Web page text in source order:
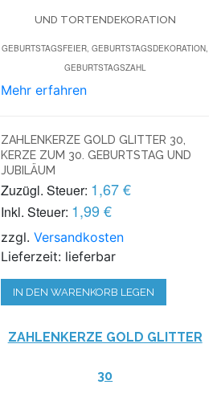
UND TORTENDEKORATION
GEBURTSTAGSFEIER, GEBURTSTAGSDEKORATION,
GEBURTSTAGSZAHL
Mehr erfahren
ZAHLENKERZE GOLD GLITTER 30,
KERZE ZUM 30. GEBURTSTAG UND
JUBILÄUM
Zuzügl. Steuer: 1,67 €
Inkl. Steuer: 1,99 €
zzgl.Versandkosten
Lieferzeit: lieferbar
IN DEN WARENKORB LEGEN
ZAHLENKERZE GOLD GLITTER
30